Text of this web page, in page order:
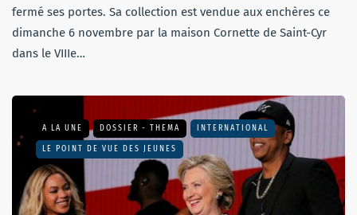
fermé ses portes. Sa collection est vendue aux enchères ce
dimanche 6 novembre par la maison Cornette de Saint-Cyr
dans le VIIIe…
A LA UNE DOSSIER - THEMA INTERNATIONAL
LE POINT DE VUE DES JEUNES